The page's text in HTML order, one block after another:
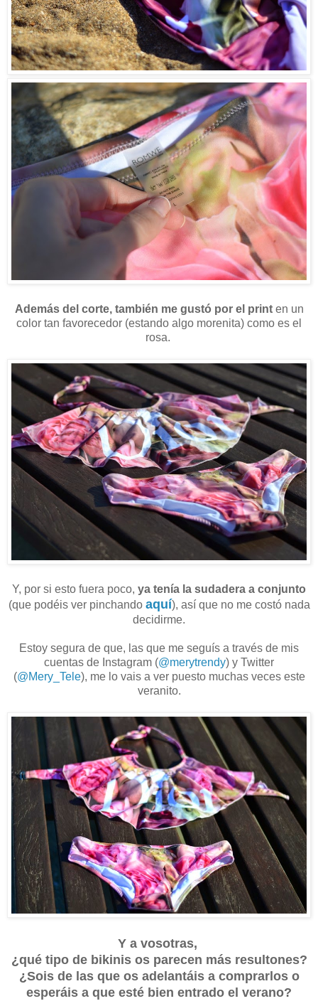
Además del corte, también me gustó por el printen un
color tan favorecedor (estando algo morenita) como es el
rosa.
Y, por si esto fuera poco, ya tenía la sudadera a conjunto
(que podéis ver pinchando aquí), así que no me costó nada
decidirme.
Estoy segura de que, las que me seguís a través de mis
cuentas de Instagram (@merytrendy) y Twitter
(@Mery_Tele), me lo vais a ver puesto muchas veces este
veranito.
Y a vosotras,
¿qué tipo de bikinis os parecen más resultones?
¿Sois de las que os adelantáis a comprarlos o
esperáis a que esté bien entrado el verano?